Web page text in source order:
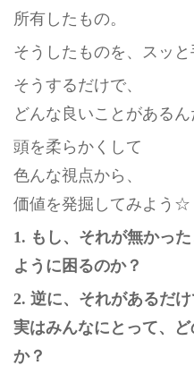
所有したもの。
そうしたものを、スッと
そうするだけで、
どんな良いことがあるん
頭を柔らかくして
色んな視点から、
価値を発掘してみよう☆
1. もし、それが無かっ
ように困るのか？
2. 逆に、それがあるだけ
実はみんなにとって、
か？